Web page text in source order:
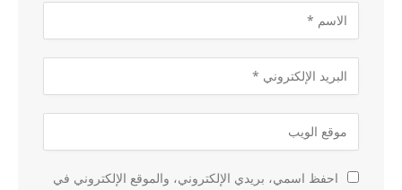
احفظ اسمي، بريدي الإلكتروني، والموقع الإلكتروني في